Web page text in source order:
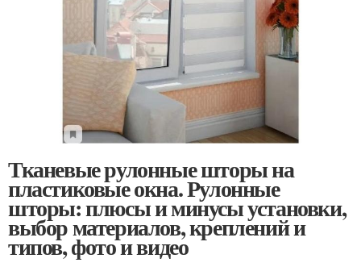
Тканевые рулонные шторы на
пластиковые окна. Рулонные
шторы: плюсы и минусы установки,
выбор материалов, креплений и
типов, фото и видео